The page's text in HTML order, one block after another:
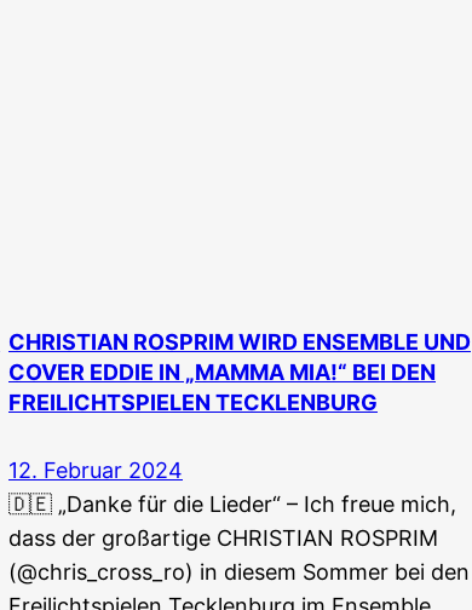
CHRISTIAN ROSPRIM WIRD ENSEMBLE UND
COVER EDDIE IN „MAMMA MIA!“ BEI DEN
FREILICHTSPIELEN TECKLENBURG
12. Februar 2024
🇩🇪 „Danke für die Lieder“ – Ich freue mich,
dass der großartige CHRISTIAN ROSPRIM
(@chris_cross_ro) in diesem Sommer bei den